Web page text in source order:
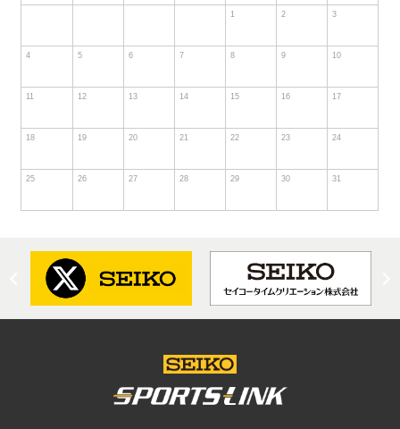
1 2 3
4 5 6 7 8 9 10
11 12 13 14 15 16 17
18 19 20 21 22 23 24
25 26 27 28 29 30 31